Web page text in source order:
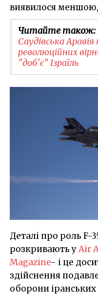
виявилося меншою,
Читайте також:
Саудівська
революційних
"доб'є" Ізраїль
Деталі про роль F-
розкривають уAir
Magazine- і це
здійснення
оборони іранських